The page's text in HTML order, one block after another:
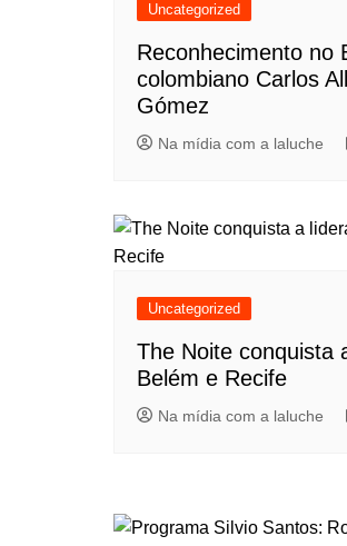
Uncategorized
Reconhecimento no
colombiano Carlos
Gómez
Na mídia com a laluche
Uncategorized
The Noite conquista
Belém e Recife
Na mídia com a laluche